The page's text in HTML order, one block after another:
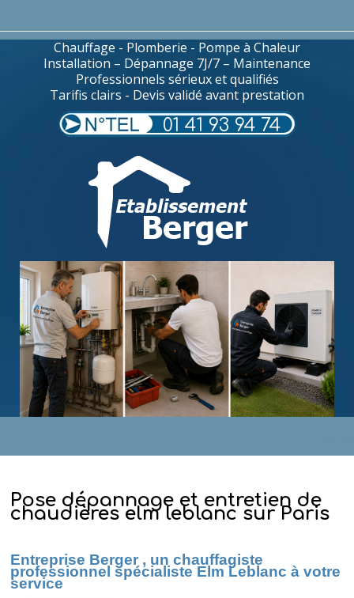
Chauffage - Plomberie - Pompe à Chaleur
Installation – Dépannage 7J/7 – Maintenance
Professionnels sérieux et qualifiés
Tarifis clairs - Devis validé avant prestation
01 41 93 94 74
Pose dépannage et entretien de
chaudières elm leblanc sur Paris
Entreprise Berger , un chauffagiste
professionnel spécialiste Elm Leblanc à votre
service